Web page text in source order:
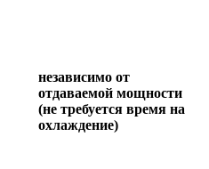
независимо от
отдаваемой мощности
(не требуется время на
охлаждение)